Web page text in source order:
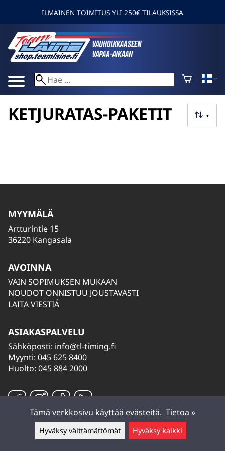
Jätä viesti ▲
ILMAINEN TOIMITUS YLI 250€ TILAUKSISSA
▼
KETJURATAS-PAKETIT
MYYMÄLÄ
Artturintie 15
36220 Kangasala
AVOINNA
VAIN SOPIMUKSEN MUKAAN
NOUDOT ONNISTUU JOUSTAVASTI
LAITA VIESTIÄ
ASIAKASPALVELU
Sähköposti: info@tl-timing.fi
Myynti: 045 625 8400
Huolto: 045 884 2000
Tämä verkkosivu käyttää evästeitä. Tietoa »
Hyväksy välttämättömät Hyväksy kaikki